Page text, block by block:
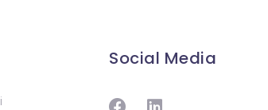
Social Media